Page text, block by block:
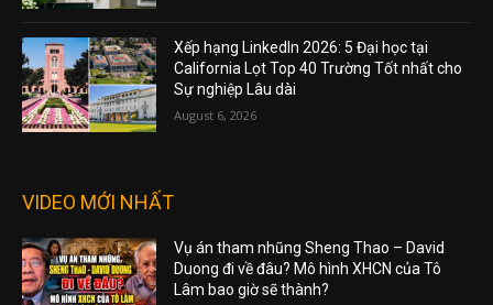
Xếp hạng LinkedIn 2026: 5 Đại học tại
California Lọt Top 40 Trường Tốt nhất cho
Sự nghiệp Lâu dài
August 6, 2026
VIDEO MỚI NHẤT
Vụ án tham nhũng Sheng Thao – David
Duong đi về đâu? Mô hình XHCN của Tô
Lâm bao giờ sẽ thành?